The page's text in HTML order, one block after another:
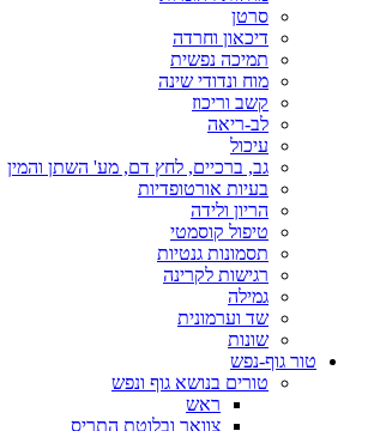
סרטן
דיכאון וחרדה
תמיכה נפשית
מוח ונדודי שינה
קשב וריכוז
לב-ריאה
עיכול
גב, ברכיים, לחץ דם, מע' השתן והמין
בעיות אורטופדיות
הריון ולידה
טיפול קוסמטי
תסמונות גנטיות
רגישות לקרינה
גמילה
שד וערמונית
שונות
טור גוף-נפש
טורים בנושא גוף ונפש
ראש
צוואר ובלוטת התריס